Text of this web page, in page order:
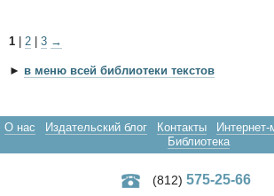
1
2 3 →
► в меню всей библиотеки текстов
О нас Издательский блог Контакты Интернет-
Библиотека
(812) 575-25-66